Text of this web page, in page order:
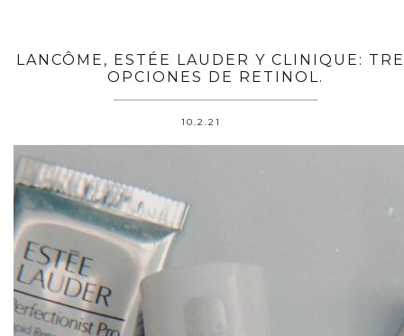
LANCÔME, ESTÉE LAUDER Y CLINIQUE:
OPCIONES DE RETINOL.
10.2.21